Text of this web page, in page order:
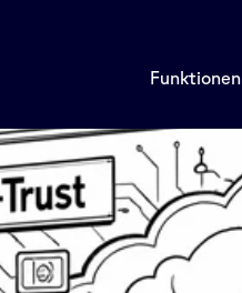
Funktionen